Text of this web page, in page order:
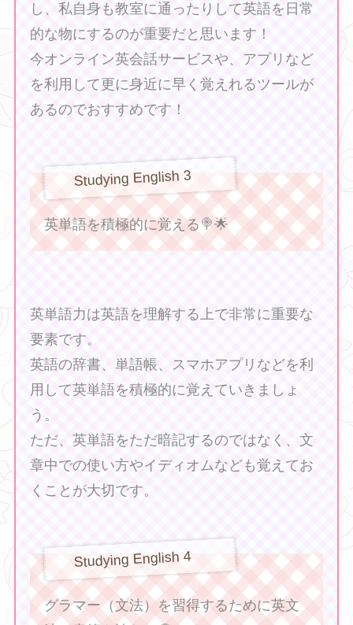
し、私自身も教室に通ったりして英語を日常
的な物にするのが重要だと思います！
今オンライン英会話サービスや、アプリなど
を利用して更に身近に早く覚えれるツールが
あるのでおすすめです！
Studying English 3
英単語を積極的に覚える🍭🌟
英単語力は英語を理解する上で非常に重要な
要素です。
英語の辞書、単語帳、スマホアプリなどを利
用して英単語を積極的に覚えていきましょ
う。
ただ、英単語をただ暗記するのではなく、文
章中での使い方やイディオムなども覚えてお
くことが大切です。
Studying English 4
グラマー（文法）を習得するために英文